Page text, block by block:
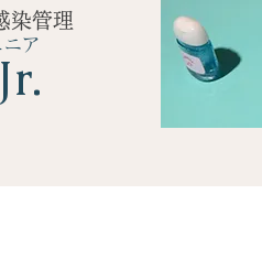
ニア
染管理